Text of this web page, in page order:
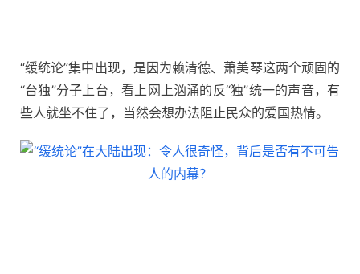
“缓统论”集中出现，是因为赖清德、萧美琴这两个顽固的
“台独”分子上台，看上网上汹涌的反“独”统一的声音，有
些人就坐不住了，当然会想办法阻止民众的爱国热情。